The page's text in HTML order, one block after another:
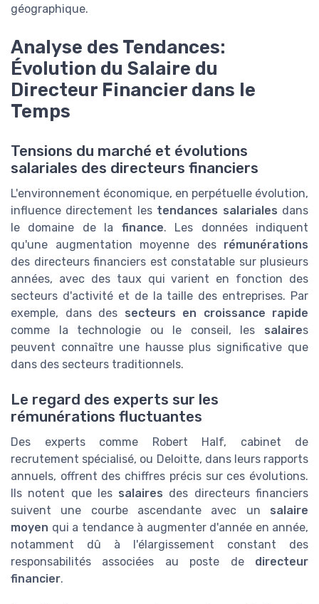
géographique.
Analyse des Tendances:
Évolution du Salaire du
Directeur Financier dans le
Temps
Tensions du marché et évolutions
salariales des directeurs financiers
L'environnement économique, en perpétuelle évolution,
influence directement les tendances salariales dans
le domaine de la finance. Les données indiquent
qu'une augmentation moyenne des rémunérations
des directeurs financiers est constatable sur plusieurs
années, avec des taux qui varient en fonction des
secteurs d'activité et de la taille des entreprises. Par
exemple, dans des secteurs en croissance rapide
comme la technologie ou le conseil, les salaires
peuvent connaître une hausse plus significative que
dans des secteurs traditionnels.
Le regard des experts sur les
rémunérations fluctuantes
Des experts comme Robert Half, cabinet de
recrutement spécialisé, ou Deloitte, dans leurs rapports
annuels, offrent des chiffres précis sur ces évolutions.
Ils notent que les salaires des directeurs financiers
suivent une courbe ascendante avec un salaire
moyen qui a tendance à augmenter d'année en année,
notamment dû à l'élargissement constant des
responsabilités associées au poste de directeur
financier.